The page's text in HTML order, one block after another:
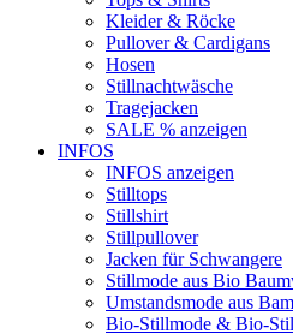
Kleider & Röcke
Pullover & Cardigans
Hosen
Stillnachtwäsche
Tragejacken
SALE % anzeigen
INFOS
INFOS anzeigen
Stilltops
Stillshirt
Stillpullover
Jacken für Schwangere
Stillmode aus Bio
Umstandsmode aus
Bio-Stillmode & Bio-